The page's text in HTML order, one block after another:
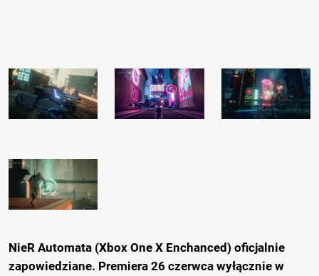
NieR Automata (Xbox One X Enchanced) oficjalnie
zapowiedziane. Premiera 26 czerwca wyłącznie w